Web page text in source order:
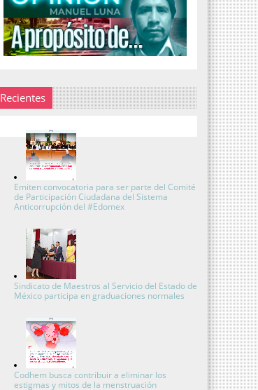
Recientes
Emiten convocatoria para ser parte del Comité
de Participación Ciudadana del Sistema
Anticorrupción del #Edomex
Sindicato de Maestros al Servicio del Estado de
México participa en graduaciones normales
Codhem busca contribuir a eliminar los
estigmas y mitos de la menstruación